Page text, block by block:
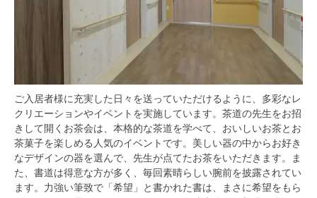
ご入居者様に充実した日々を送っていただけるように、多彩なレ
クリエーションやイベントを実施しています。茶道の先生をお招
きして開くお茶会は、本格的な茶道を学べて、おいしいお茶とお
茶菓子を楽しめる人気のイベントです。美しい器の中からお好き
なデザインの器を選んで、先生が点てたお茶をいただきます。ま
た、書道は得意な方が多く、毎回素晴らしい腕前を披露されてい
ます。力強い筆致で「希望」と書かれた書は、まさに希望をもら